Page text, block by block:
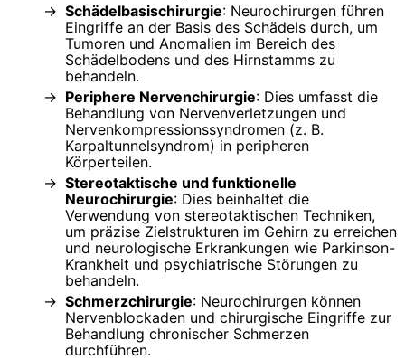
Schädelbasischirurgie: Neurochirurgen führen
Eingriffe an der Basis des Schädels durch, um
Tumoren und Anomalien im Bereich des
Schädelbodens und des Hirnstamms zu
behandeln.
Periphere Nervenchirurgie: Dies umfasst die
Behandlung von Nervenverletzungen und
Nervenkompressionssyndromen (z. B.
Karpaltunnelsyndrom) in peripheren
Körperteilen.
Stereotaktische und funktionelle
Neurochirurgie: Dies beinhaltet die
Verwendung von stereotaktischen Techniken,
um präzise Zielstrukturen im Gehirn zu erreichen
und neurologische Erkrankungen wie Parkinson-
Krankheit und psychiatrische Störungen zu
behandeln.
Schmerzchirurgie: Neurochirurgen können
Nervenblockaden und chirurgische Eingriffe zur
Behandlung chronischer Schmerzen
durchführen.